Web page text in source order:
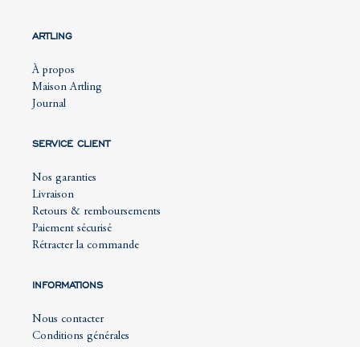
ARTLING
À propos
Maison Artling
Journal
SERVICE CLIENT
Nos garanties
Livraison
Retours & remboursements
Paiement sécurisé
Rétracter la commande
INFORMATIONS
Nous contacter
Conditions générales